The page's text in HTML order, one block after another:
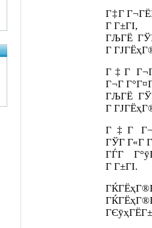
Г‡Г
Г Г±ГІ,
ГЉГЁ
Г
Г‡Г
Г¬Г
ГЉГЁ
Г
Г‡Г
ГЎГ Г«Г
ГЃГ
Г Г±ГІ.